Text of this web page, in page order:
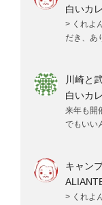
白いカ
> くれよ
だき、あ
川崎と
白いカ
来年も開
でもいい
キャン
> くれよ